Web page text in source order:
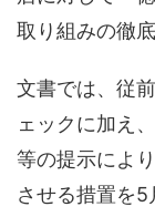
取り組みの徹
文書では、従
ェックに加え
等の提示によ
させる措置を